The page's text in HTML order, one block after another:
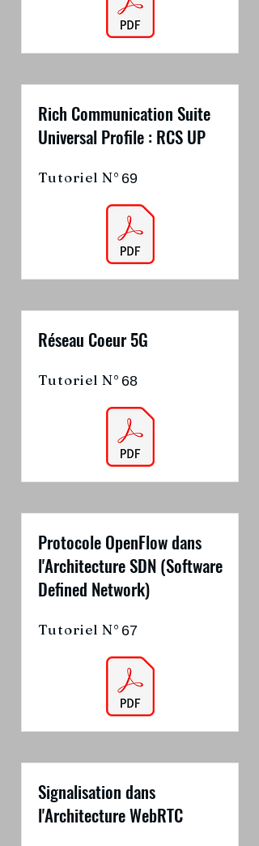
Rich Communication Suite
Universal Profile : RCS UP
Tutoriel N° 69
Réseau Coeur 5G
Tutoriel N° 68
Protocole OpenFlow dans
l'Architecture SDN (Software
Defined Network)
Tutoriel N° 67
Signalisation dans
l'Architecture WebRTC